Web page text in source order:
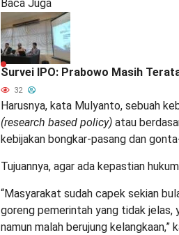
Baca Juga
Survei IPO: Prabowo Masih
32
Harusnya, kata Mulyanto, sebuah
(research based policy) atau
kebijakan bongkar-pasang dan
Tujuannya, agar ada kepastian
“Masyarakat sudah capek sekian
goreng pemerintah yang tidak jelas,
namun malah berujung kelangkaan,”